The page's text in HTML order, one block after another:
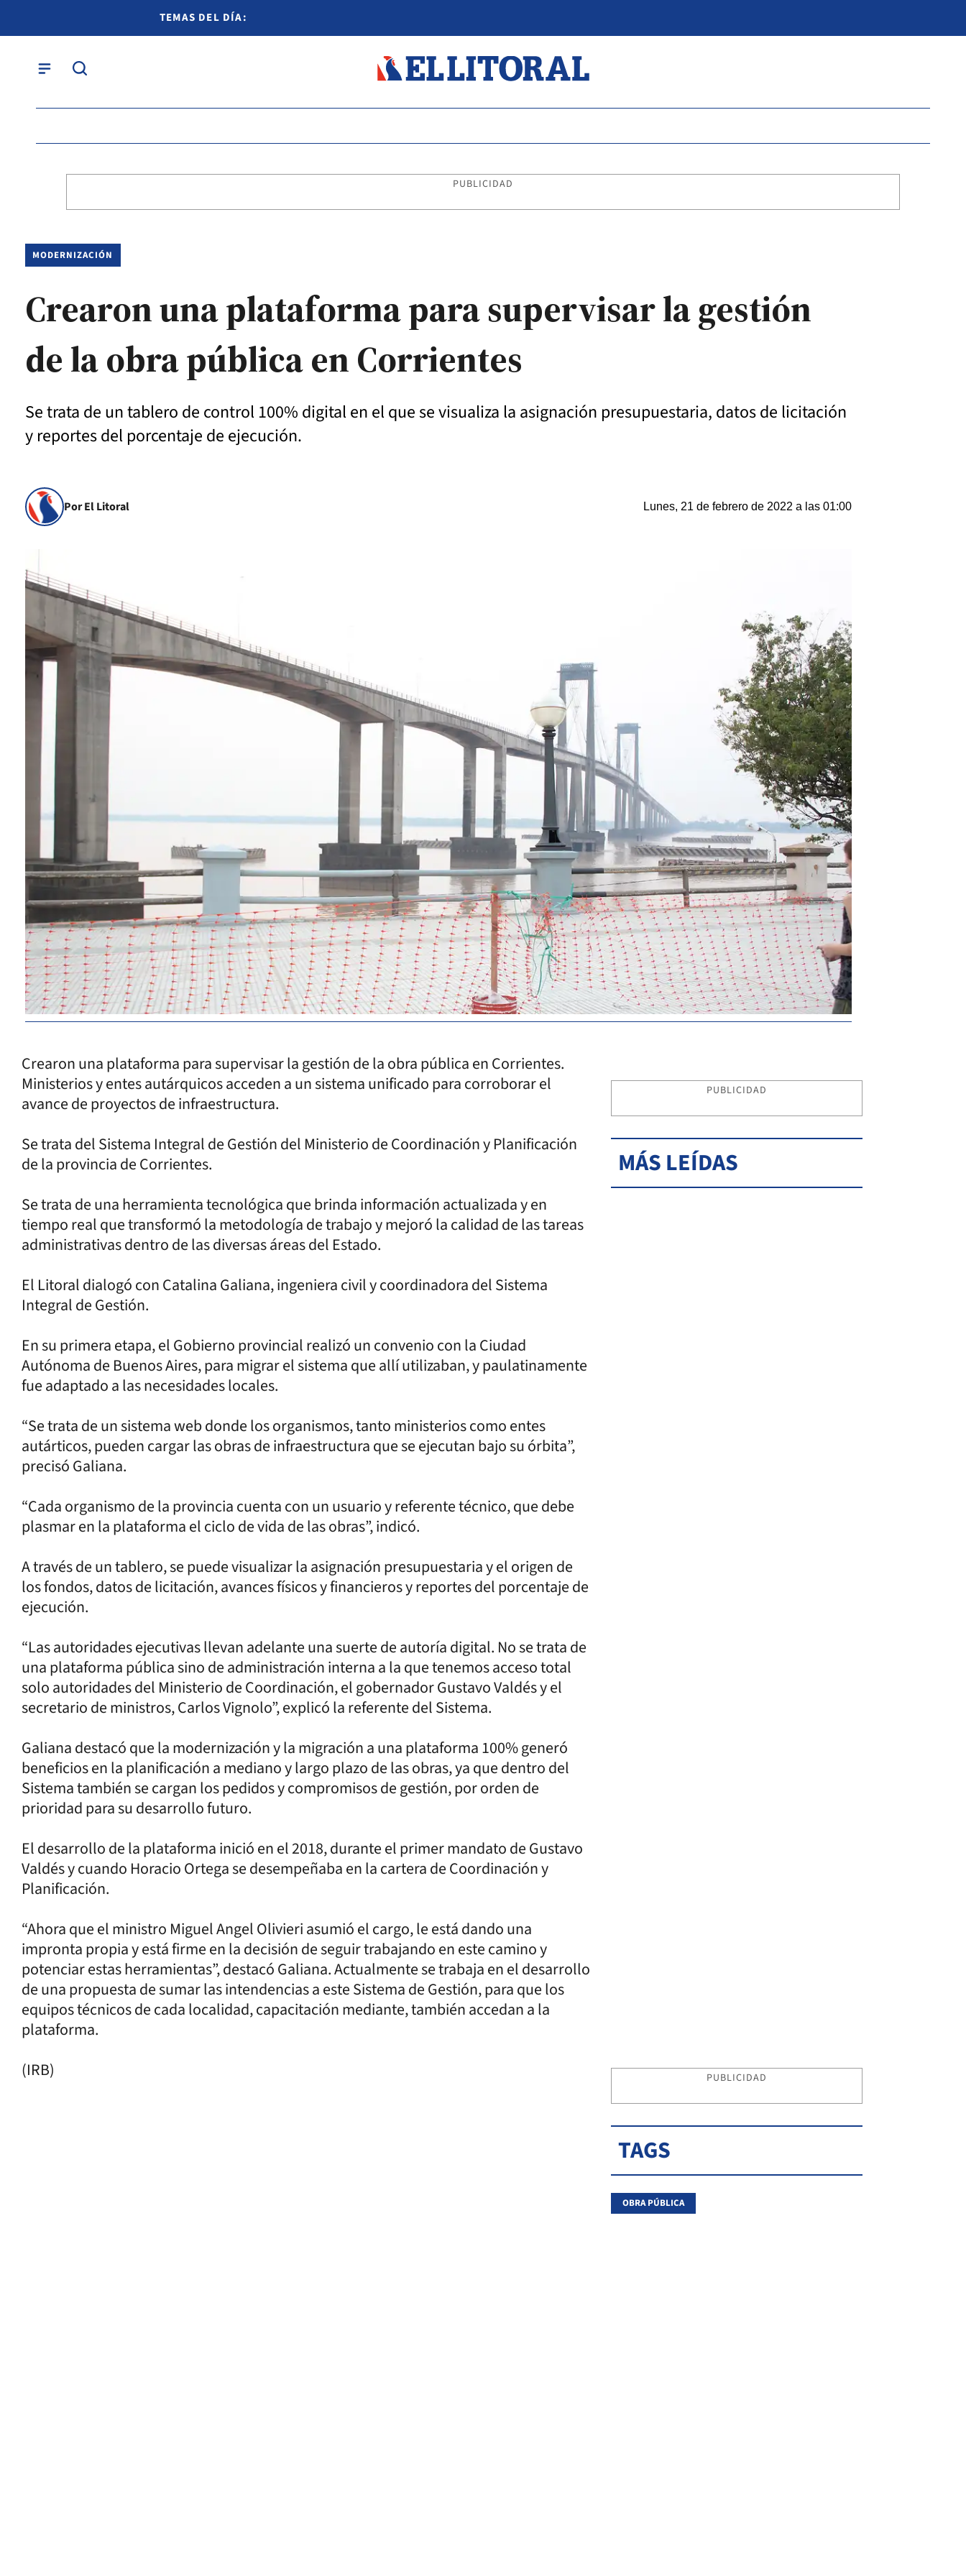
TEMAS DEL DÍA:
PUBLICIDAD
MODERNIZACIÓN
Crearon una plataforma para supervisar la gestión
de la obra pública en Corrientes
Se trata de un tablero de control 100% digital en el que se visualiza la asignación presupuestaria, datos de licitación
y reportes del porcentaje de ejecución.
Por El Litoral Lunes, 21 de febrero de 2022 a las 01:00
Crearon una plataforma para supervisar la gestión de la obra pública en Corrientes.
Ministerios y entes autárquicos acceden a un sistema unificado para corroborar el
avance de proyectos de infraestructura.
Se trata del Sistema Integral de Gestión del Ministerio de Coordinación y Planificación
de la provincia de Corrientes.
Se trata de una herramienta tecnológica que brinda información actualizada y en
tiempo real que transformó la metodología de trabajo y mejoró la calidad de las tareas
administrativas dentro de las diversas áreas del Estado.
El Litoral dialogó con Catalina Galiana, ingeniera civil y coordinadora del Sistema
Integral de Gestión.
En su primera etapa, el Gobierno provincial realizó un convenio con la Ciudad
Autónoma de Buenos Aires, para migrar el sistema que allí utilizaban, y paulatinamente
fue adaptado a las necesidades locales.
“Se trata de un sistema web donde los organismos, tanto ministerios como entes
autárticos, pueden cargar las obras de infraestructura que se ejecutan bajo su órbita”,
precisó Galiana.
“Cada organismo de la provincia cuenta con un usuario y referente técnico, que debe
plasmar en la plataforma el ciclo de vida de las obras”, indicó.
A través de un tablero, se puede visualizar la asignación presupuestaria y el origen de
los fondos, datos de licitación, avances físicos y financieros y reportes del porcentaje de
ejecución.
“Las autoridades ejecutivas llevan adelante una suerte de autoría digital. No se trata de
una plataforma pública sino de administración interna a la que tenemos acceso total
solo autoridades del Ministerio de Coordinación, el gobernador Gustavo Valdés y el
secretario de ministros, Carlos Vignolo”, explicó la referente del Sistema.
Galiana destacó que la modernización y la migración a una plataforma 100% generó
beneficios en la planificación a mediano y largo plazo de las obras, ya que dentro del
Sistema también se cargan los pedidos y compromisos de gestión, por orden de
prioridad para su desarrollo futuro.
El desarrollo de la plataforma inició en el 2018, durante el primer mandato de Gustavo
Valdés y cuando Horacio Ortega se desempeñaba en la cartera de Coordinación y
Planificación.
“Ahora que el ministro Miguel Angel Olivieri asumió el cargo, le está dando una
impronta propia y está firme en la decisión de seguir trabajando en este camino y
potenciar estas herramientas”, destacó Galiana. Actualmente se trabaja en el desarrollo
de una propuesta de sumar las intendencias a este Sistema de Gestión, para que los
equipos técnicos de cada localidad, capacitación mediante, también accedan a la
plataforma.
(IRB)
PUBLICIDAD
MÁS LEÍDAS
PUBLICIDAD
TAGS
OBRA PÚBLICA